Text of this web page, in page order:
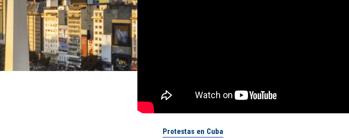
Protestas en Cuba